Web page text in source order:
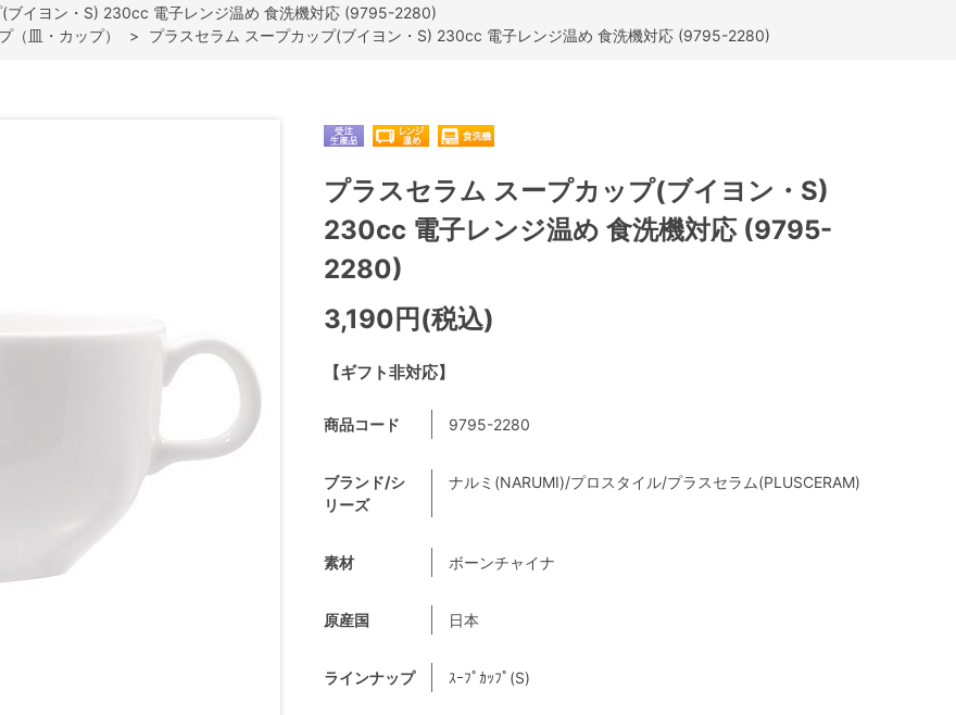
ブイヨン・S) 230cc 電子レンジ温め 食洗機対応 (9795-2280)
（皿・カップ） > プラスセラム スープカップ(ブイヨン・S) 230cc 電子レンジ温め 食洗機対応 (9795-2280)
【ギフト非対応】
プラスセラム スープカップ(ブイヨン・S)
230cc 電子レンジ温め 食洗機対応 (9795-
2280)
3,190円(税込)
商品コード 9795-2280
ブランド/シ
リーズ
ナルミ(NARUMI)/プロスタイル/プラスセラム(PLUSCERAM)
素材 ボーンチャイナ
原産国 日本
ラインナップ ｽｰﾌﾟｶｯﾌﾟ(S)